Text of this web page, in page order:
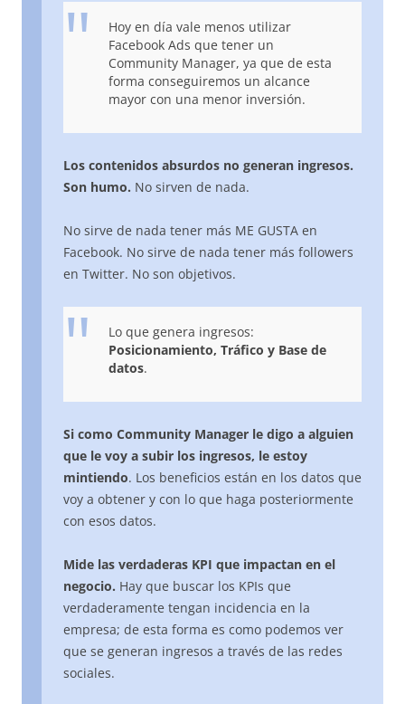
Hoy en día vale menos utilizar
Facebook Ads que tener un
Community Manager, ya que de esta
forma conseguiremos un alcance
mayor con una menor inversión.
Los contenidos absurdos no generan ingresos.
Son humo. No sirven de nada.
No sirve de nada tener más ME GUSTA en
Facebook. No sirve de nada tener más followers
en Twitter. No son objetivos.
Lo que genera ingresos:
Posicionamiento, Tráfico y Base de
datos.
Si como Community Manager le digo a alguien
que le voy a subir los ingresos, le estoy
mintiendo. Los beneficios están en los datos que
voy a obtener y con lo que haga posteriormente
con esos datos.
Mide las verdaderas KPI que impactan en el
negocio. Hay que buscar los KPIs que
verdaderamente tengan incidencia en la
empresa; de esta forma es como podemos ver
que se generan ingresos a través de las redes
sociales.